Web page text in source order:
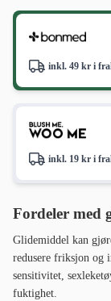
inkl. 49 kr i
inkl. 19 kr i
Fordeler med
Glidemiddel kan
redusere friksjon og
sensitivitet,
fuktighet.